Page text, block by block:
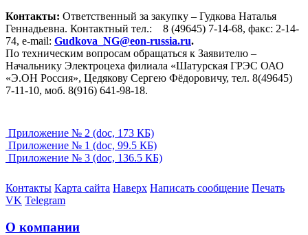
Контакты: Ответственный за закупку – Гудкова Наталья
Геннадьевна. Контактный тел.:
8 (49645) 7-14-68, факс: 2-14-
74, e-mail: Gudkova NG@eon-russia.ru.
По техническим вопросам обращаться к Заявителю –
Начальнику Электроцеха филиала «Шатурская ГРЭС ОАО
«Э.ОН Россия», Цедякову Сергею Фёдоровичу, тел. 8(49645)
7-11-10, моб. 8(916) 641-98-18.
Приложение № 2 (doc, 173 КБ)
Приложение № 1 (doc, 99.5 КБ)
Приложение № 3 (doc, 136.5 КБ)
Контакты Карта сайта Наверх Написать сообщение Печать
VK Telegram
О компании